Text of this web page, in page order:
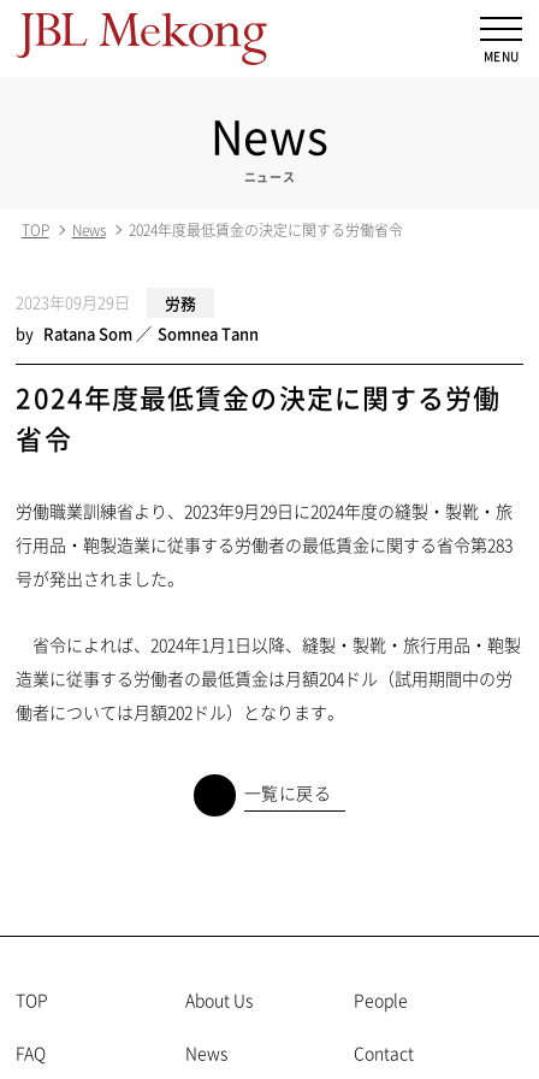
News
ニュース
TOP News 2024年度最低賃金の決定に関する労働省令
2023年09月29日
労務
by Ratana Som Somnea Tann
2024年度最低賃金の決定に関する労働
省令
労働職業訓練省より、2023年9月29日に2024年度の縫製・製靴・旅
行用品・鞄製造業に従事する労働者の最低賃金に関する省令第283
号が発出されました。
省令によれば、2024年1月1日以降、縫製・製靴・旅行用品・鞄製
造業に従事する労働者の最低賃金は月額204ドル（試用期間中の労
働者については月額202ドル）となります。
一覧に戻る
TOP About Us People
FAQ News Contact